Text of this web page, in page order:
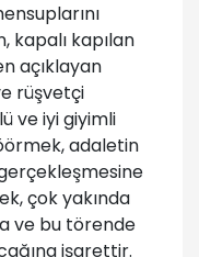
kapalı kapılan
açıklayan
rüşvetçi
ve iyi giyimli
adaletin
çok yakında
ve bu törende
işarettir.